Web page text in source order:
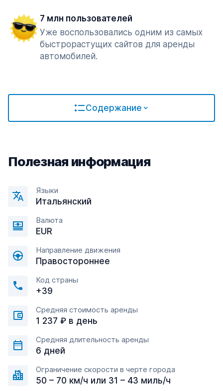
7 млн пользователей
Уже воспользовались одним из самых
быстрорастущих сайтов для аренды
автомобилей.
Содержание
Полезная информация
Языки
Итальянский
Валюта
EUR
Направление движения
Правостороннее
Код страны
+39
Средняя стоимость аренды
1 237 ₽ в день
Средняя длительность аренды
6 дней
Ограничение скорости в черте города
50 – 70 км/ч или 31 – 43 миль/ч